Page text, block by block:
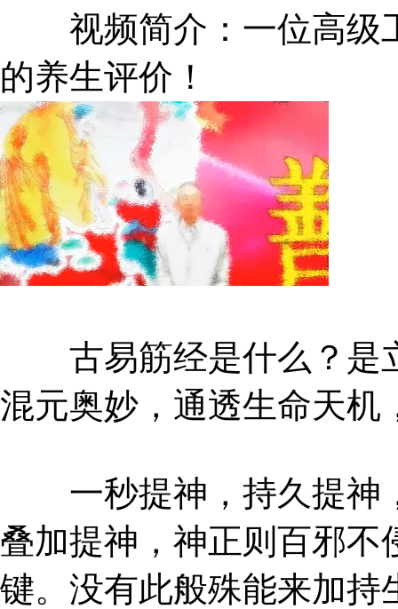
视频简介：一位高级
的养生评价！
古易筋经是什么？是
混元奥妙，通透生命天机
一秒提神，持久提神
叠加提神，神正则百邪不
键。没有此般殊能来加持